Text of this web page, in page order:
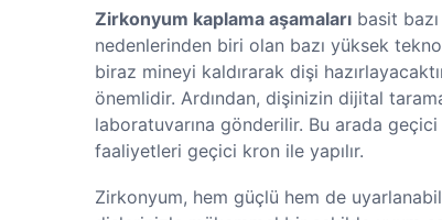
Zirkonyum kaplama aşamalarıbasit bazı
nedenlerinden biri olan bazı yüksek
biraz mineyi kaldırarak dişi
önemlidir. Ardından, dişinizin dijital
laboratuvarına gönderilir. Bu arada geçici
faaliyetleri geçici kron ile yapılır.
Zirkonyum, hem güçlü hem de